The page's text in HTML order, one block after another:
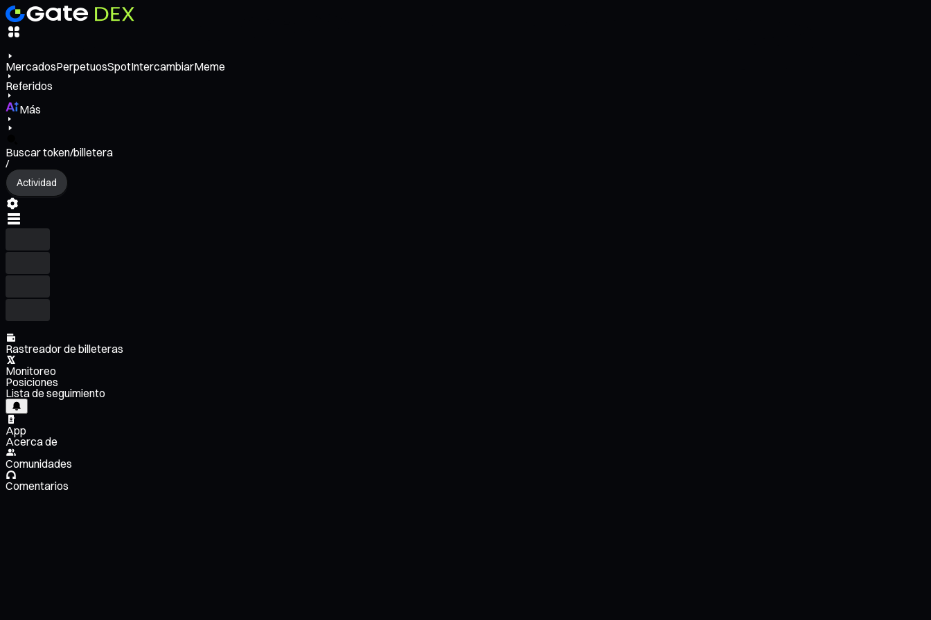
MercadosPerpetuosSpotIntercambiarMeme
Referidos
Más
Buscar token/billetera
/
Actividad
Rastreador de billeteras
Monitoreo
Posiciones
Lista de seguimiento
App
Acerca de
Comunidades
Comentarios